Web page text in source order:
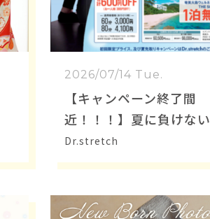
2026/07/14 Tue.
【キャンペーン終了間
近！！！】夏に負けない
身体づくり
Dr.stretch